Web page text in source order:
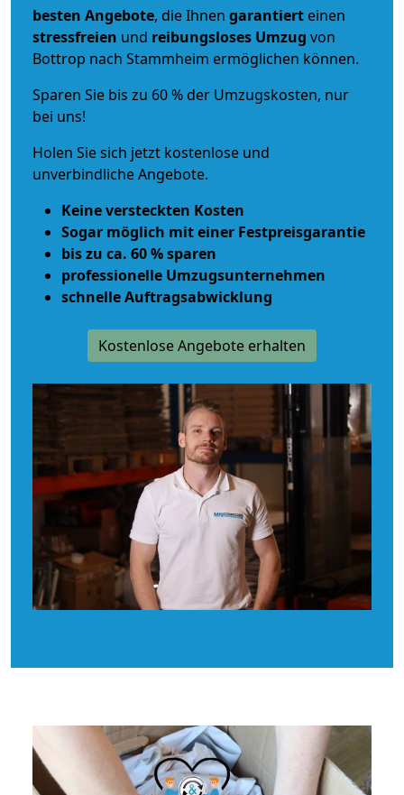
besten Angebote, die Ihnen garantiert einen
stressfreien und reibungsloses Umzug von
Bottrop nach Stammheim ermöglichen können.
Sparen Sie bis zu 60 % der Umzugskosten, nur
bei uns!
Holen Sie sich jetzt kostenlose und
unverbindliche Angebote.
Keine versteckten Kosten
Sogar möglich mit einer Festpreisgarantie
bis zu ca. 60 % sparen
professionelle Umzugsunternehmen
schnelle Auftragsabwicklung
Kostenlose Angebote erhalten